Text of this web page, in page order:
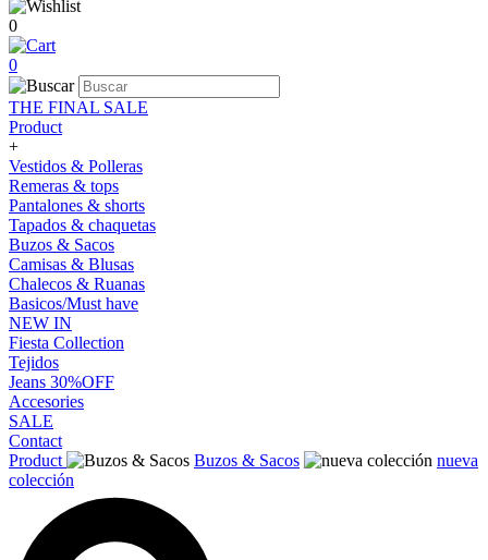
0
0
THE FINAL SALE
Product
+
Vestidos & Polleras
Remeras & tops
Pantalones & shorts
Tapados & chaquetas
Buzos & Sacos
Camisas & Blusas
Chalecos & Ruanas
Basicos/Must have
NEW IN
Fiesta Collection
Tejidos
Jeans 30%OFF
Accesories
SALE
Contact
Product
Buzos & Sacos
nueva
colección